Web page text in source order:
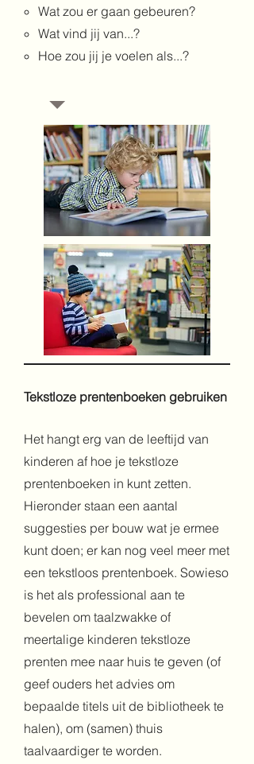
Wat zou er gaan gebeuren?
Wat vind jij van...?
Hoe zou jij je voelen als...?
Tekstloze prentenboeken gebruiken
Het hangt erg van de leeftijd van
kinderen af hoe je tekstloze
prentenboeken in kunt zetten.
Hieronder staan een aantal
suggesties per bouw wat je ermee
kunt doen; er kan nog veel meer met
een tekstloos prentenboek. Sowieso
is het als professional aan te
bevelen om taalzwakke of
meertalige kinderen tekstloze
prenten mee naar huis te geven (of
geef ouders het advies om
bepaalde titels uit de bibliotheek te
halen), om (samen) thuis
taalvaardiger te worden.